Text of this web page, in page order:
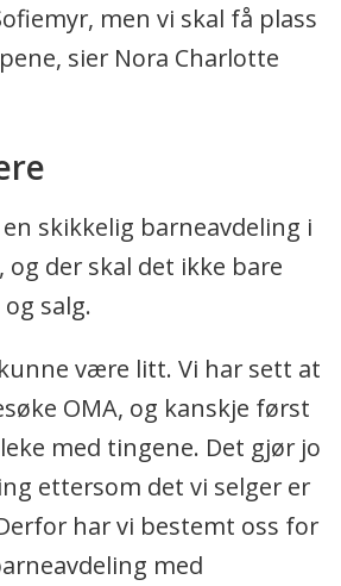
men vi skal få plass
sier Nora Charlotte
skikkelig barneavdeling i
og der skal det ikke bare
salg.
være litt. Vi har sett at
OMA, og kanskje først
med tingene. Det gjør jo
ettersom det vi selger er
har vi bestemt oss for
med